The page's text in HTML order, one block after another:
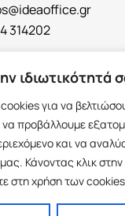
ιδιωτικότητά
για να
προβάλλουμε
και να
Κάνοντας κλικ
στη χρήση των
314202
Καραϊσκάκη 38,
08616